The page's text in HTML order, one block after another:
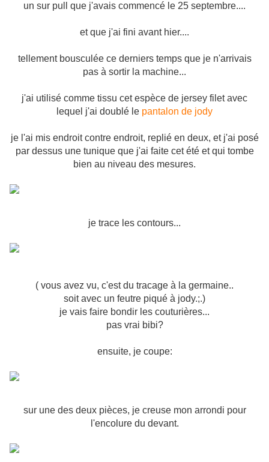
un sur pull que j'avais commencé le 25 septembre....
et que j'ai fini avant hier....
tellement bousculée ce derniers temps que je n'arrivais
pas à sortir la machine...
j'ai utilisé comme tissu cet espèce de jersey filet avec
lequel j'ai doublé le pantalon de jody
je l'ai mis endroit contre endroit, replié en deux, et j'ai posé
par dessus une tunique que j'ai faite cet été et qui tombe
bien au niveau des mesures.
je trace les contours...
( vous avez vu, c'est du tracage à la germaine..
soit avec un feutre piqué à jody.;.)
je vais faire bondir les couturières...
pas vrai bibi?
ensuite, je coupe:
sur une des deux pièces, je creuse mon arrondi pour
l'encolure du devant.